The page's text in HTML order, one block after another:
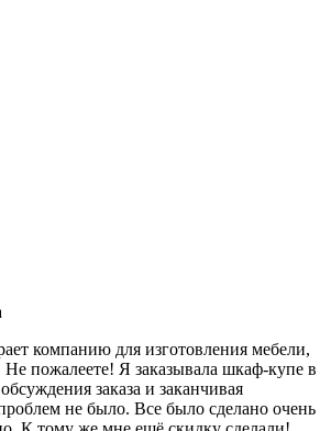
компанию для изготовления мебели,
пожалеете! Я заказывала шкаф-купе в
заказа и заканчивая
не было. Все было сделано очень